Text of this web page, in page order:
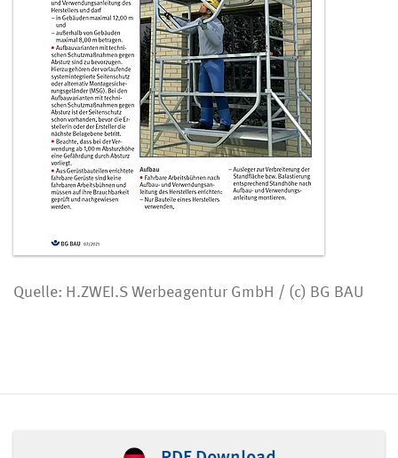
Quelle: H.ZWEI.S Werbeagentur GmbH / (c) BG BAU